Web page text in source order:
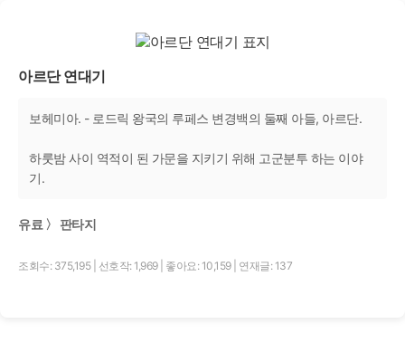
아르단 연대기
보헤미아. - 로드릭 왕국의 루페스 변경백의 둘째 아들, 아르단.
하룻밤 사이 역적이 된 가문을 지키기 위해 고군분투 하는 이야
기.
유료 〉 판타지
조회수: 375,195 선호작: 1,969 좋아요: 10,159 연재글: 137